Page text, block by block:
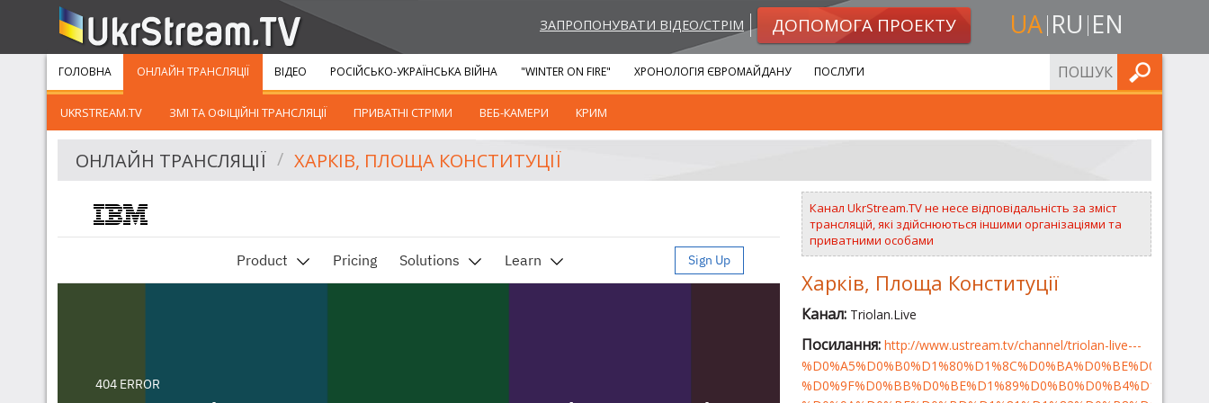
ЗАПРОПОНУВАТИ ВІДЕО/СТРІМ ДОПОМОГА ПРОЕКТУ UA RU EN
ГОЛОВНА ОНЛАЙН ТРАНСЛЯЦІЇ
UKRSTREAM.TV ЗМІ ТА ОФІЦІЙНІ ТРАНСЛЯЦІЇ ПРИВАТНІ СТРІМИ ВЕБ-КАМЕРИ КРИМ
ВІДЕО РОСІЙСЬКО-УКРАЇНСЬКА ВІЙНА "WINTER ON FIRE" ХРОНОЛОГІЯ ЄВРОМАЙДАНУ ПОСЛУГИ ШУКАТИ
ОНЛАЙН ТРАНСЛЯЦІЇ ХАРКІВ, ПЛОЩА КОНСТИТУЦІЇ
Канал UkrStream.TV не несе відповідальність за зміст
трансляцій, які здійснюються іншими організаціями та
приватними особами
Харків, Площа Конституції
Канал: Triolan.Live
Посилання: http://www.ustream.tv/channel/triolan-live---
%D0%A5%D0%B0%D1%80%D1%8C%D0%BA%D0%BE%D0%B2-
%D0%9F%D0%BB%D0%BE%D1%89%D0%B0%D0%B4%D1%8C-